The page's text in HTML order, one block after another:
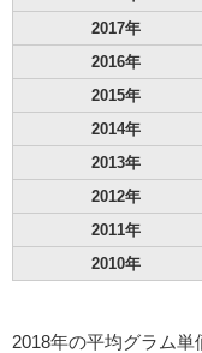
2017年
2016年
2015年
2014年
2013年
2012年
2011年
2010年
2018年の平均グラム単